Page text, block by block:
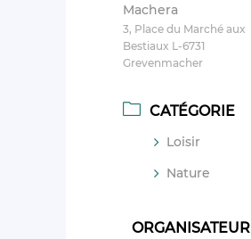
Machera
3, Place du Marché aux
Bestiaux L-6731
Grevenmacher
CATÉGORIE
Loisir
Nature
ORGANISATEUR